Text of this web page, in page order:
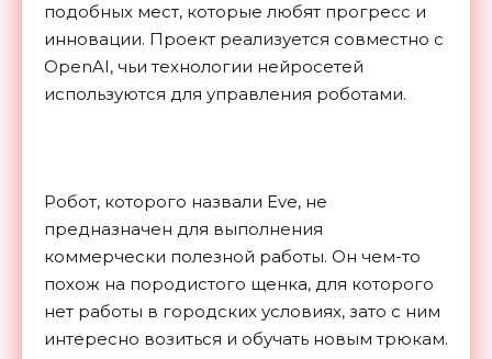
подобных мест, которые любят прогресс и
инновации. Проект реализуется совместно с
OpenAI, чьи технологии нейросетей
используются для управления роботами.
Робот, которого назвали Eve, не
предназначен для выполнения
коммерчески полезной работы. Он чем-то
похож на породистого щенка, для которого
нет работы в городских условиях, зато с ним
интересно возиться и обучать новым трюкам.